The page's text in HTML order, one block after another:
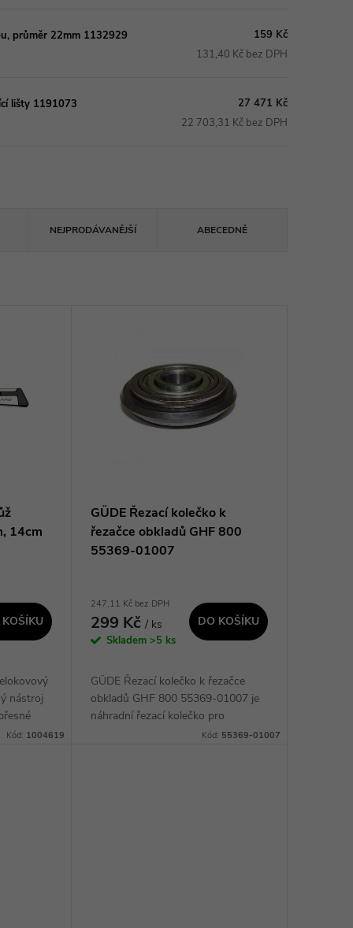
průměr 22mm 1132929
159 Kč
131,40 Kč bez DPH
lišty 1191073
27 471 Kč
22 703,31 Kč bez DPH
NEJPRODÁVANĚJŠÍ ABECEDNĚ
14cm
nástroj
a
Kód: 1004619
GÜDE Řezací kolečko k
řezačce obkladů GHF 800
55369-01007
247,11 Kč bez DPH
299 Kč / ks
Skladem >5 ks
DO KOŠÍKU
GÜDE Řezací kolečko k řezačce
obkladů GHF 800 55369-01007 je
náhradní řezací kolečko pro
profesionální ruční řezačku obkladů
Kód: 55369-01007